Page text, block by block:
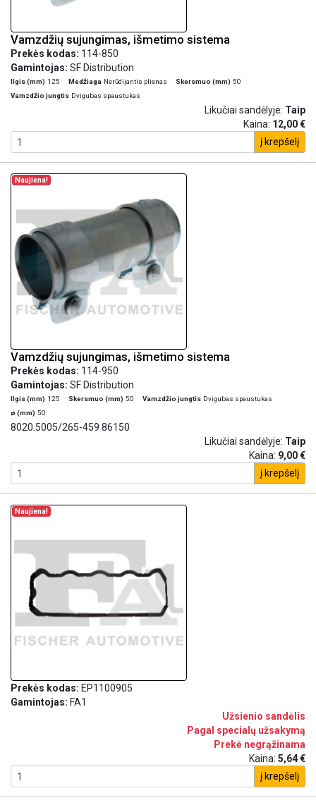
Vamzdžių sujungimas, išmetimo sistema
Prekės kodas: 114-850
Gamintojas: SF Distribution
Ilgis (mm) 125 Medžiaga Nerūdijantis plienas Skersmuo (mm) 50
Vamzdžio jungtis Dvigubas spaustukas
Likučiai sandėlyje: Taip
Kaina: 12,00 €
į krepšelį
Naujiena!
Vamzdžių sujungimas, išmetimo sistema
Prekės kodas: 114-950
Gamintojas: SF Distribution
Ilgis (mm) 125 Skersmuo (mm) 50 Vamzdžio jungtis Dvigubas spaustukas
ø (mm) 50
8020.5005/265-459 86150
Likučiai sandėlyje: Taip
Kaina: 9,00 €
į krepšelį
Naujiena!
Prekės kodas: EP1100905
Gamintojas: FA1
Užsienio sandėlis
Pagal specialų užsakymą
Prekė negrąžinama
Kaina: 5,64 €
į krepšelį